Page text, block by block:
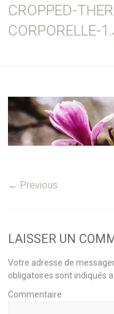
Psychothérapie
Somatothérapie
CROPPED-
CORPORELLE-
← Previous
LAISSER UN
Votre adresse de
obligatoires sont indiqués
Commentaire